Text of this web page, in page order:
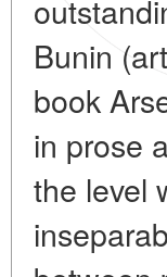
Bunin
book
in prose
the level